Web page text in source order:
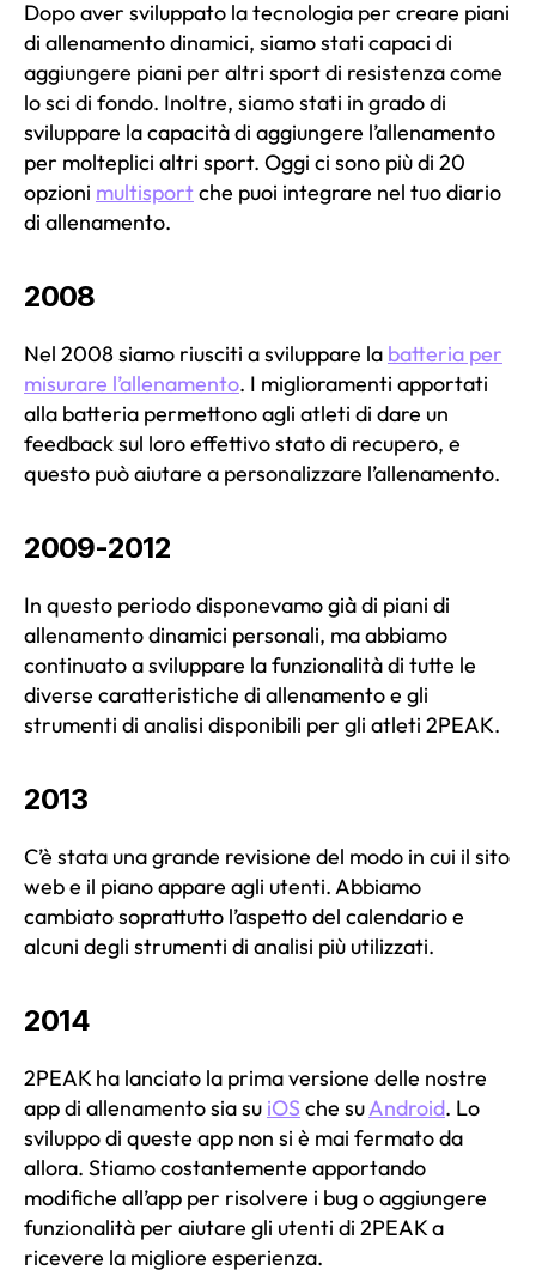
Dopo aver sviluppato la tecnologia per creare piani
di allenamento dinamici, siamo stati capaci di
aggiungere piani per altri sport di resistenza come
lo sci di fondo. Inoltre, siamo stati in grado di
sviluppare la capacità di aggiungere l’allenamento
per molteplici altri sport. Oggi ci sono più di 20
opzioni multisportche puoi integrare nel tuo diario
di allenamento.
2008
Nel 2008 siamo riusciti a sviluppare la batteria per
misurare l’allenamento. I miglioramenti apportati
alla batteria permettono agli atleti di dare un
feedback sul loro effettivo stato di recupero, e
questo può aiutare a personalizzare l’allenamento.
2009-2012
In questo periodo disponevamo già di piani di
allenamento dinamici personali, ma abbiamo
continuato a sviluppare la funzionalità di tutte le
diverse caratteristiche di allenamento e gli
strumenti di analisi disponibili per gli atleti 2PEAK.
2013
C’è stata una grande revisione del modo in cui il sito
web e il piano appare agli utenti. Abbiamo
cambiato soprattutto l’aspetto del calendario e
alcuni degli strumenti di analisi più utilizzati.
2014
2PEAK ha lanciato la prima versione delle nostre
app di allenamento sia su iOS che suAndroid. Lo
sviluppo di queste app non si è mai fermato da
allora. Stiamo costantemente apportando
modifiche all’app per risolvere i bug o aggiungere
funzionalità per aiutare gli utenti di 2PEAK a
ricevere la migliore esperienza.